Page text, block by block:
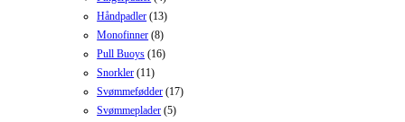
Håndpadler (13)
Monofinner (8)
Pull Buoys (16)
Snorkler (11)
Svømmefødder (17)
Svømmeplader (5)